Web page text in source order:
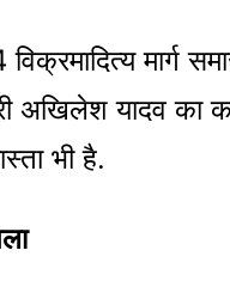
मार्ग
अखिलेश यादव का
भी है.